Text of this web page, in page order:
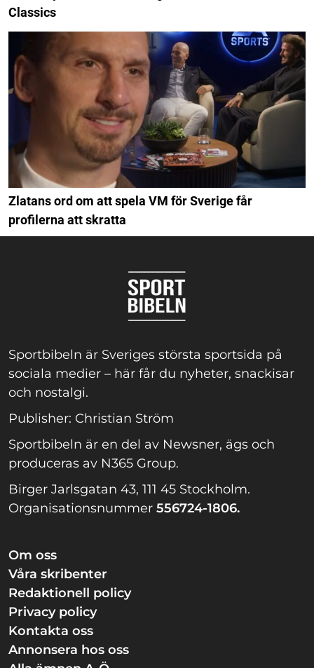
Classics
Zlatans ord om att spela VM för Sverige får
profilerna att skratta
Sportbibeln är Sveriges största sportsida på
sociala medier – här får du nyheter, snackisar
och nostalgi.
Publisher: Christian Ström
Sportbibeln är en del av Newsner, ägs och
produceras av N365 Group.
Birger Jarlsgatan 43, 111 45 Stockholm.
Organisationsnummer 556724-1806.
Om oss
Våra skribenter
Redaktionell policy
Privacy policy
Kontakta oss
Annonsera hos oss